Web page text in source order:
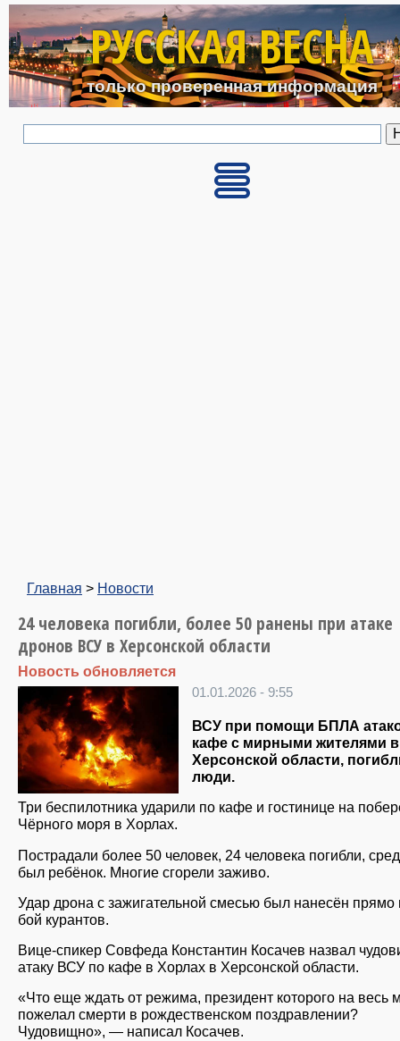
Перейти к основному
РУССКАЯ ВЕСНА
только проверенная информация
Главная > Новости
24 человека погибли, более 50 ранены при атаке
дронов ВСУ в Херсонской области
Новость обновляется
01.01.2026 - 9:55
ВСУ при помощи БПЛА
кафе с мирными жителями в
Херсонской области,
люди.
Три беспилотника ударили по кафе и гостинице на
Чёрного моря в Хорлах.
Пострадали более 50 человек, 24 человека погибли,
был ребёнок. Многие сгорели заживо.
Удар дрона с зажигательной смесью был нанесён прямо
бой курантов.
Вице-спикер Совфеда Константин Косачев назвал
атаку ВСУ по кафе в Хорлах в Херсонской области.
«Что еще ждать от режима, президент которого на весь
пожелал смерти в рождественском поздравлении?
Чудовищно», — написал Косачев.